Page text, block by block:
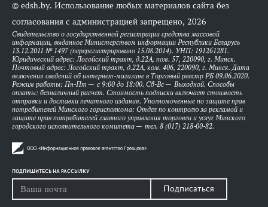
© edsh.by. Использование любых материалов сайта без
согласования с администрацией запрещено, 2026
Свидетельство о государственной регистрации средства массовой
информации, выданное Министерством информации Республики Беларусь
13.12.2011 № 1497 (перерегистрировано 15.08.2014). УНП: 191261281.
Юридический адрес: Логойский тракт, д.22А, пом. 57, 220090, г. Минск.
Почтовый адрес: Логойский тракт, д.22А, ком. 406, 220090, г. Минск. Дата
включения сведений об интернет-магазине в Торговый реестр РБ 09.06.2020.
Режим работы: Пн-Пт — с 9:00 до 18:00. Сб-Вс — Выходной. Способы
оплаты: безналичный расчет. Стоимость подписки включает стоимость
отправки и доставки печатного издания. Уполномоченные по защите прав
потребителей Минского горисполкома: Отдел по контролю за рекламой и
защите прав потребителей главного управления торговли и услуг Минского
городского исполнительного комитета — тел. 8 (017) 218-00-82.
ПОДПИШИТЕСЬ НА РАССЫЛКУ
Подписаться